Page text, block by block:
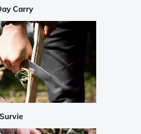
Carry